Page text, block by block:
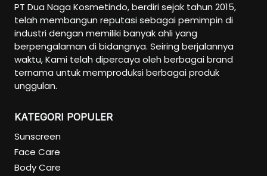
PT Dua Naga Kosmetindo, berdiri sejak tahun 2015,
telah membangun reputasi sebagai pemimpin di
industri dengan memiliki banyak ahli yang
berpengalaman di bidangnya. Seiring berjalannya
waktu, Kami telah dipercaya oleh berbagai brand
ternama untuk memproduksi berbagai produk
unggulan.
KATEGORI POPULER
Sunscreen
Face Care
Body Care